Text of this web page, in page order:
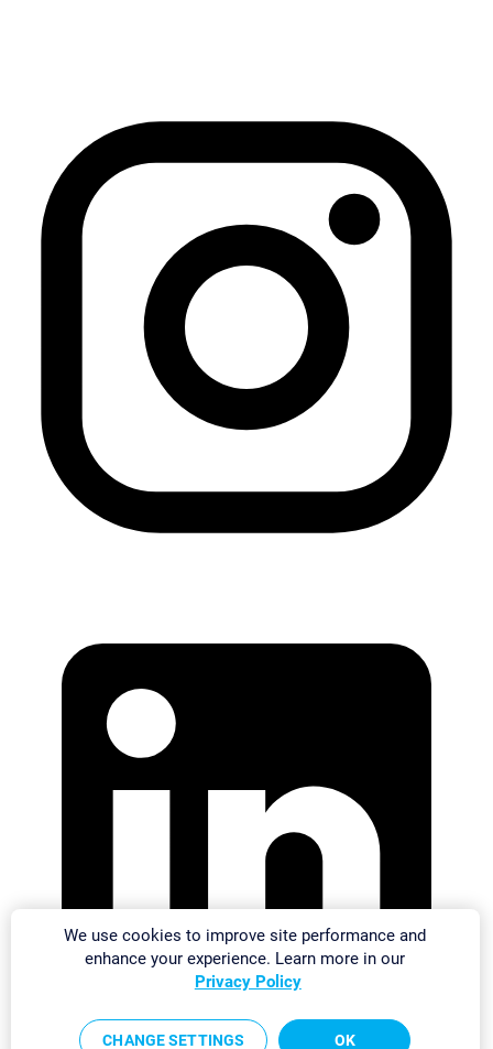
We use cookies to improve site performance and
enhance your experience. Learn more in our
Privacy Policy
CHANGE SETTINGS OK